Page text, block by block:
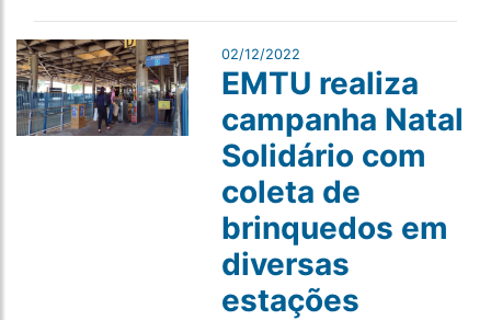
02/12/2022
EMTU realiza
campanha Natal
Solidário com
coleta de
brinquedos em
diversas
estações